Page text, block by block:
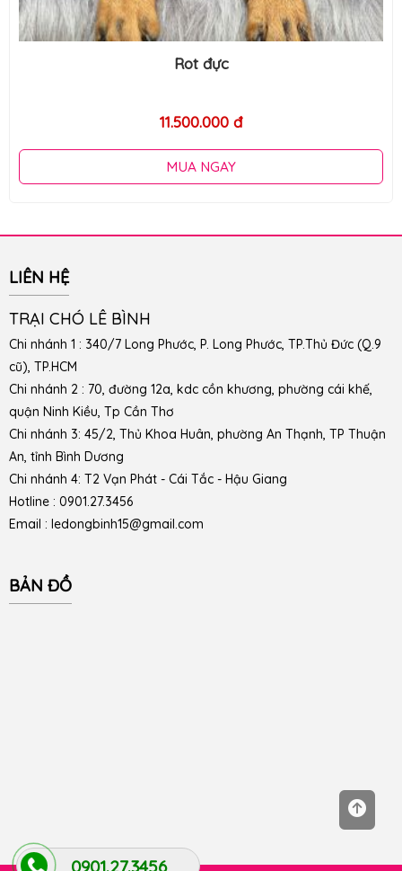
Rot đực
11.500.000 đ
MUA NGAY
LIÊN HỆ
TRẠI CHÓ LÊ BÌNH
Chi nhánh 1 : 340/7 Long Phước, P. Long Phước, TP.Thủ Đức (Q.9
cũ), TP.HCM
Chi nhánh 2 : 70, đường 12a, kdc cồn khương, phường cái khế,
quận Ninh Kiều, Tp Cần Thơ
Chi nhánh 3: 45/2, Thủ Khoa Huân, phường An Thạnh, TP Thuận
An, tỉnh Bình Dương
Chi nhánh 4: T2 Vạn Phát - Cái Tắc - Hậu Giang
Hotline : 0901.27.3456
Email : ledongbinh15@gmail.com
BẢN ĐỒ
0901.27.3456